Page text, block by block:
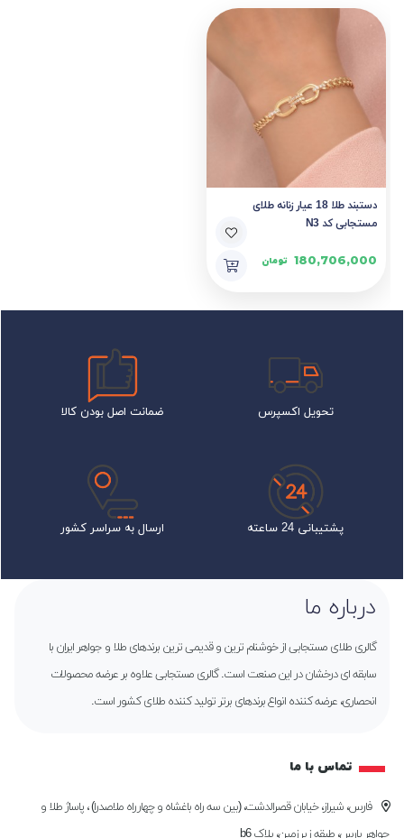
دستبند طلا 18 عیار زنانه طلای
مستجابی کد N3
180,706,000 تومان
تحویل اکسپرس ضمانت اصل بودن کالا
پشتیبانی 24 ساعته ارسال به سراسر کشور
درباره ما
گالری طلای مستجابی از خوشنام ترین و قدیمی ترین برندهای طلا و جواهر ایران با
سابقه ای درخشان در این صنعت است. گالری مستجابی علاوه بر عرضه محصولات
انحصاری، عرضه کننده انواع برندهای برتر تولید کننده طلای کشور است.
تماس با ما
فارس، شیراز، خیابان قصرالدشت، (بین سه راه باغشاه و چهارراه ملاصدرا) ، پاساژ طلا و
جواهر پارس، طبقه زیرزمین، پلاک b6